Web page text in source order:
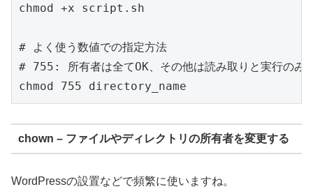
chmod +x script.sh
# よく使う数値での指定方法
# 755: 所有者は全てOK、その他は読み取りと実行のみ
chown – ファイルやディレクトリの所有者を変更する
WordPressの設置などで頻繁に使いますね。